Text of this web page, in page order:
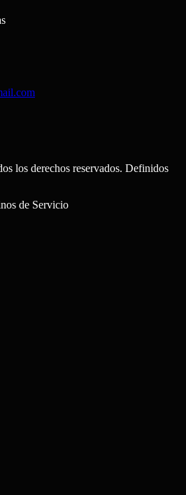
los derechos reservados. Definidos
de Servicio